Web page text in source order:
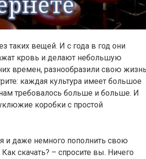
таких вещей. И с года в год они
кровь и делают небольшую
времен, разнообразили свою жизнь
каждая культура имеет большое
требовалось больше и больше. И
коробки с простой
и даже немного пополнить свою
Как скачать? – спросите вы. Ничего